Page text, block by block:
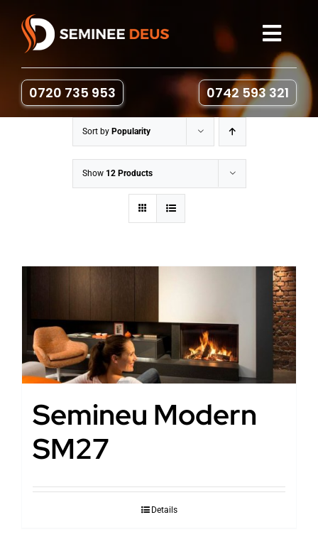
content
Gratare & Cuptoare
Portofoliu
0720 735 953 0742 593 321
Sort by Popularity
Show 12 Products
Semineu Modern
SM27
Details